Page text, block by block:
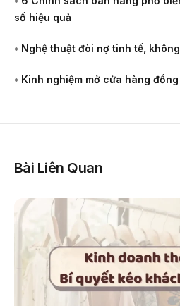
số hiệu quả
• Nghệ thuật đòi nợ tinh tế,
• Kinh nghiệm mở cửa hàng
Bài Liên Quan